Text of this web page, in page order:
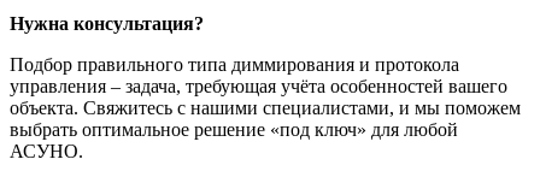
Нужна консультация?
Подбор правильного типа диммирования и протокола
управления – задача, требующая учёта особенностей вашего
объекта. Свяжитесь с нашими специалистами, и мы поможем
выбрать оптимальное решение «под ключ» для любой
АСУНО.